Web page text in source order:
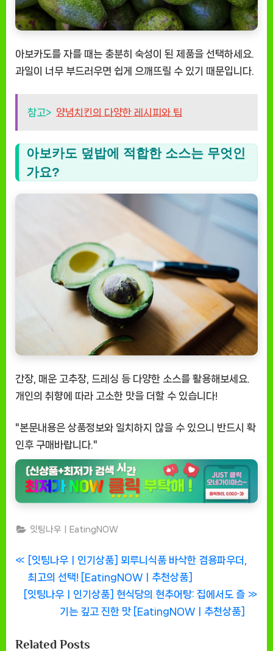
아보카도를 자를 때는 충분히 숙성이 된 제품을 선택하세요.
과일이 너무 부드러우면 쉽게 으깨뜨릴 수 있기 때문입니다.
참고> 양념치킨의 다양한 레시피와 팁
아보카도 덮밥에 적합한 소스는 무엇인
가요?
간장, 매운 고추장, 드레싱 등 다양한 소스를 활용해보세요.
개인의 취향에 따라 고소한 맛을 더할 수 있습니다!
"본문내용은 상품정보와 일치하지 않을 수 있으니 반드시 확
인후 구매바랍니다."
잇팅나우ㅣEatingNOW
글
탐
P
r
e
o
[잇팅나우ㅣ인기상품] 뫼루니식품 바삭한 겸용파우더,
최고의 선택! [EatingNOWㅣ추천상품]
N
t
[잇팅나우ㅣ인기상품] 현식당의 현추어탕: 집에서도 즐
기는 깊고 진한 맛 [EatingNOWㅣ추천상품]
Related Posts